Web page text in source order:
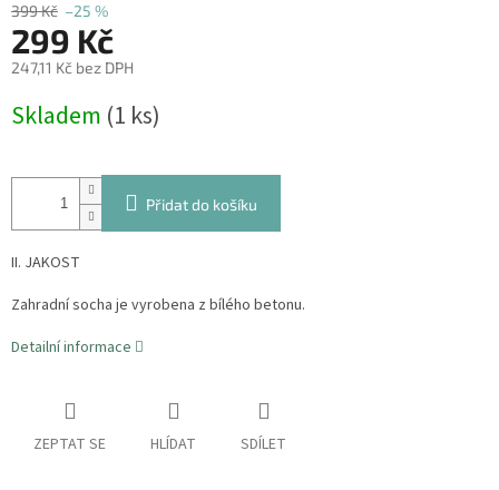
399 Kč –25 %
299 Kč
247,11 Kč bez DPH
cena:
Skladem (1 ks)
Přidat do košíku
II. JAKOST
Zahradní socha je vyrobena z bílého betonu.
Detailní informace
ZEPTAT SE HLÍDAT SDÍLET